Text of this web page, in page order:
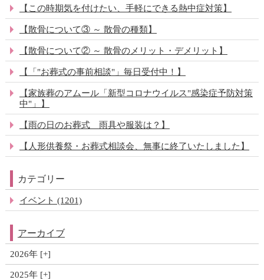
【この時期気を付けたい、手軽にできる熱中症対策】
【散骨について③ ～ 散骨の種類】
【散骨について② ～ 散骨のメリット・デメリット】
【「"お葬式の事前相談"」毎日受付中！】
【家族葬のアムール「新型コロナウイルス"感染症予防対策
中"」】
【雨の日のお葬式 雨具や服装は？】
【人形供養祭・お葬式相談会、無事に終了いたしました】
カテゴリー
イベント (1201)
アーカイブ
2026年
2025年